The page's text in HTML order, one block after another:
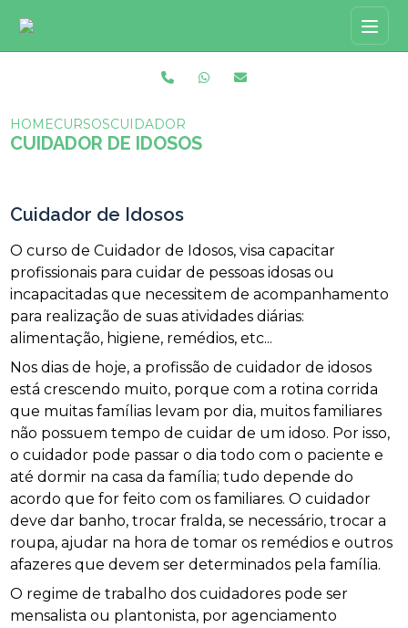
HOMECURSOSCUIDADOR DE IDOSOS
CUIDADOR DE IDOSOS
Cuidador de Idosos
O curso de Cuidador de Idosos, visa capacitar
profissionais para cuidar de pessoas idosas ou
incapacitadas que necessitem de acompanhamento
para realização de suas atividades diárias:
alimentação, higiene, remédios, etc...
Nos dias de hoje, a profissão de cuidador de idosos
está crescendo muito, porque com a rotina corrida
que muitas famílias levam por dia, muitos familiares
não possuem tempo de cuidar de um idoso. Por isso,
o cuidador pode passar o dia todo com o paciente e
até dormir na casa da família; tudo depende do
acordo que for feito com os familiares. O cuidador
deve dar banho, trocar fralda, se necessário, trocar a
roupa, ajudar na hora de tomar os remédios e outros
afazeres que devem ser determinados pela família.
O regime de trabalho dos cuidadores pode ser
mensalista ou plantonista, por agenciamento